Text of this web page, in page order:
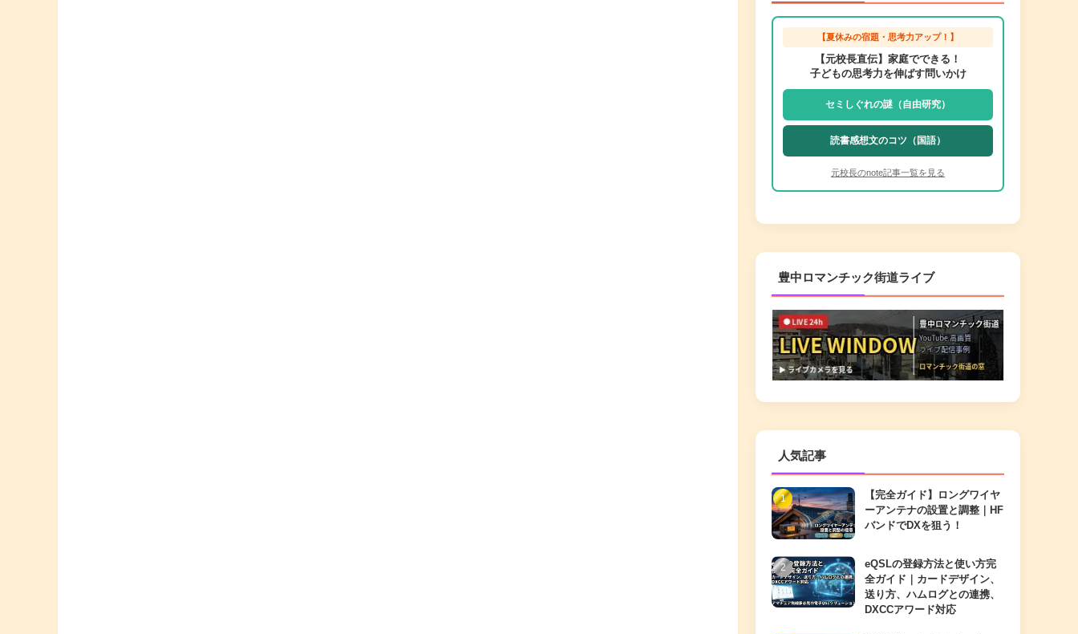
【夏休みの宿題・思考力アップ！】
【元校長直伝】家庭でできる！
子どもの思考力を伸ばす問いかけ
セミしぐれの謎（自由研究）
読書感想文のコツ（国語）
元校長のnote記事一覧を見る
豊中ロマンチック街道ライブ
人気記事
【完全ガイド】ロングワイヤ
ーアンテナの設置と調整｜HF
バンドでDXを狙う！
eQSLの登録方法と使い方完
全ガイド｜カードデザイン、
送り方、ハムログとの連携、
DXCCアワード対応